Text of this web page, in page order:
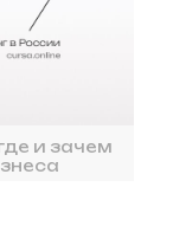
и зачем